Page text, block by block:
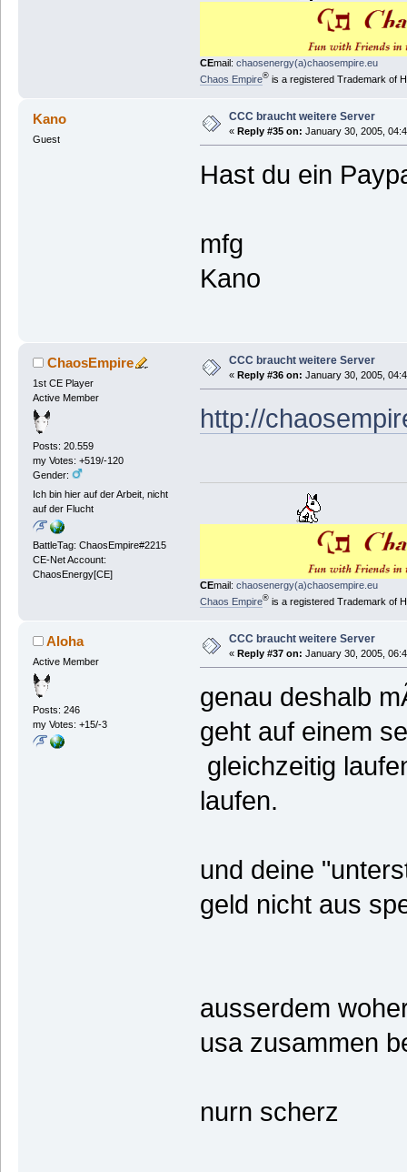
CEmail: chaosenergy(a)chaosempire.eu
Chaos Empire®is a registered Trademark of
Kano
Guest
CCC braucht weitere Server
« Reply #35 on: January 30, 2005,
Hast du ein
mfg
Kano
ChaosEmpire
1st CE Player
Active Member
Posts: 20.559
my Votes: +519/-120
Gender:
Ich bin hier auf der Arbeit, nicht
auf der Flucht
BattleTag: ChaosEmpire#2215
CE-Net Account:
ChaosEnergy[CE]
CCC braucht weitere Server
« Reply #36 on: January 30, 2005,
http://
CEmail: chaosenergy(a)chaosempire.eu
Chaos Empire®is a registered Trademark of
Aloha
Active Member
Posts: 246
my Votes: +15/-3
CCC braucht weitere Server
« Reply #37 on: January 30, 2005,
genau deshalb
geht auf einem
gleichzeitig
laufen.
und deine
geld nicht aus
ausserdem
usa zusammen
nurn scherz